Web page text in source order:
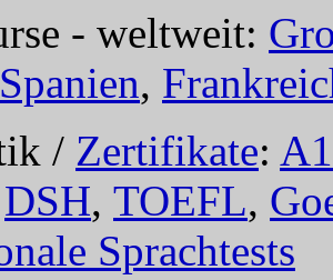
- weltweit:
Spanien,
/ Zertifikate: A1
DSH, TOEFL,
Sprachtests